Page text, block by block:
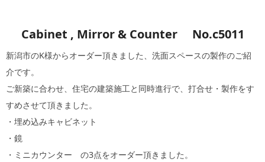
Cabinet , Mirror & Counter No.c5011
新潟市のK様からオーダー頂きました、洗面スペースの製作のご紹
介です。
ご新築に合わせ、住宅の建築施工と同時進行で、打合せ・製作をす
すめさせて頂きました。
・埋め込みキャビネット
・鏡
・ミニカウンター の3点をオーダー頂きました。